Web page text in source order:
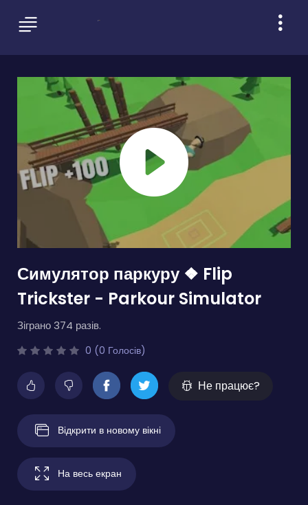
Симулятор паркуру ❖ Flip
Trickster - Parkour Simulator
Зіграно 374 разів.
0 (0 Голосів)
Не працює?
Відкрити в новому вікні
На весь екран